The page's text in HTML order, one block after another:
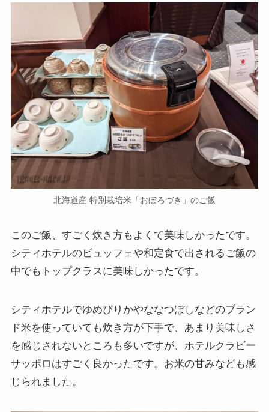
北海道産 特別栽培米「おぼろづき」のご飯
このご飯、すごく炊き方もよくて美味しかったです。
シティホテルのビュッフェや和定食で出されるご飯の
中でもトップクラスに美味しかったです。
シティホテルでゆめぴりかやななつぼしなどのブラン
ド米を使っていても炊き方が下手で、あまり美味しさ
を感じされないところも多いですが、ホテルクラビー
サッポロはすごく良かったです。お米の甘みなども感
じられました。